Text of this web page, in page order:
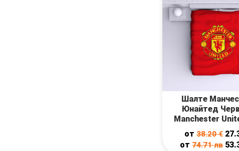
Шалте
Юнайтед
Manchester
от38.20€
от74.71лв